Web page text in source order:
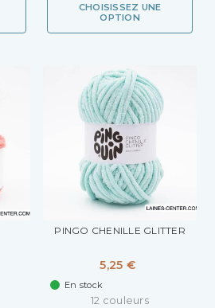
CHOISISSEZ UNE
OPTION
PINGO CHENILLE GLITTER
5,25 €
En stock
12 couleurs